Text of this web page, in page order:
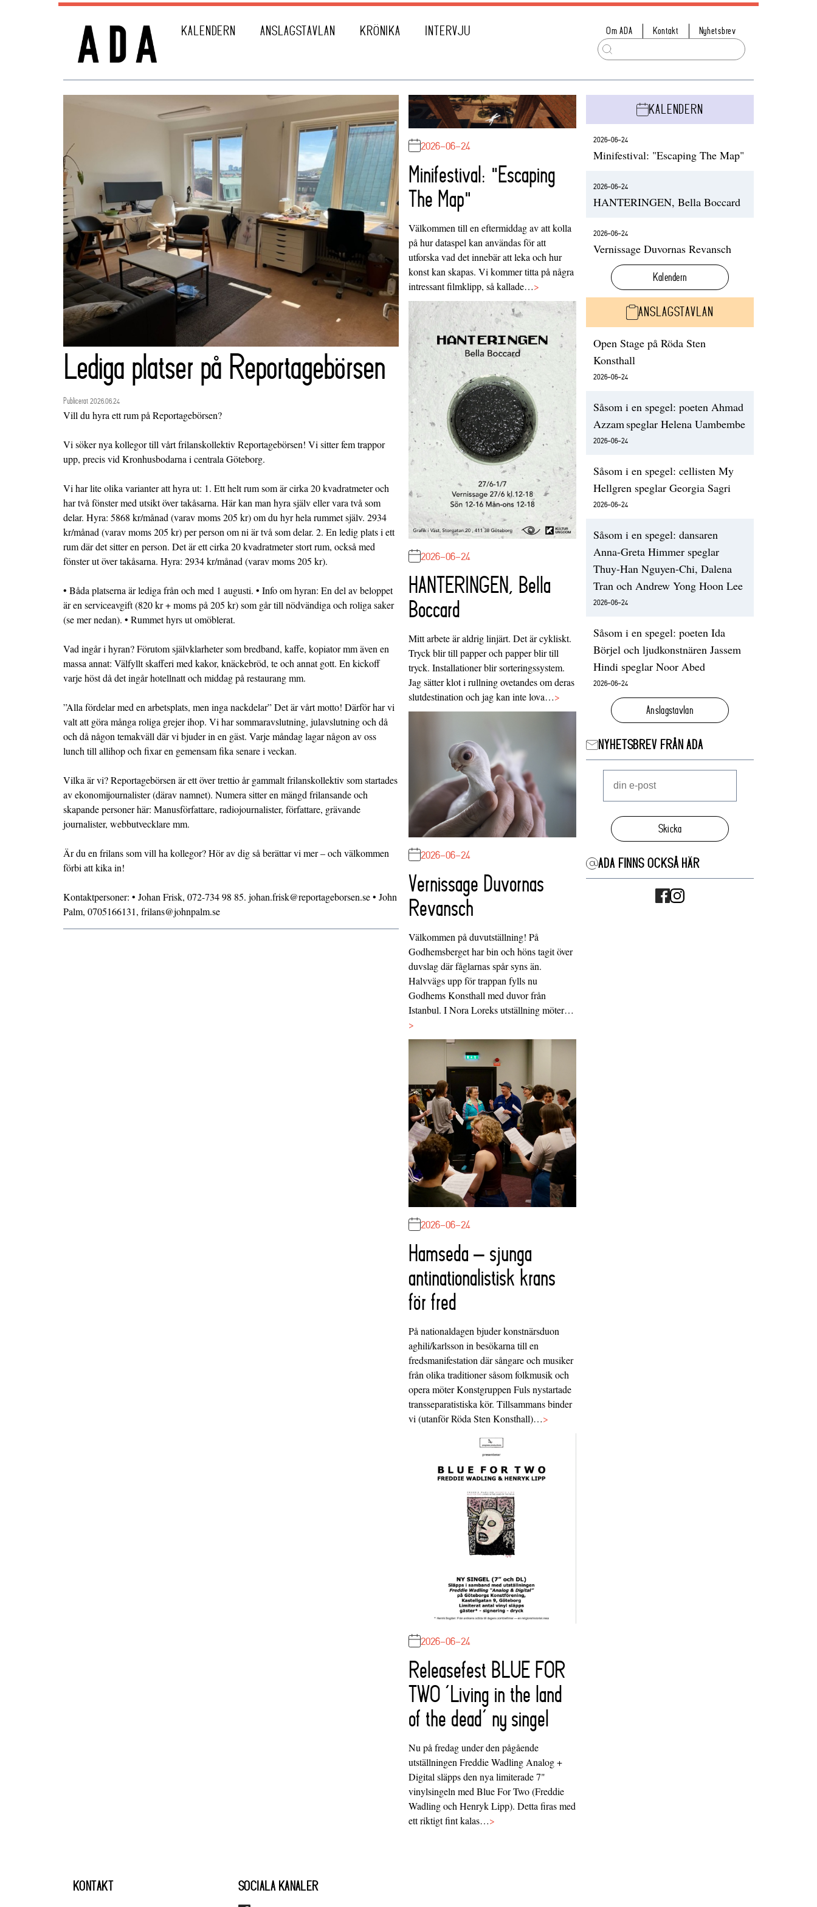
KALENDERN ANSLAGSTAVLAN KRÖNIKA INTERVJU Om ADA Kontakt Nyhetsbrev
Lediga platser på Reportagebörsen
Publicerat 2026.06.24
Vill du hyra ett rum på Reportagebörsen?
Vi söker nya kollegor till vårt frilanskollektiv Reportagebörsen! Vi sitter fem trappor
upp, precis vid Kronhusbodarna i centrala Göteborg.
Vi har lite olika varianter att hyra ut: 1. Ett helt rum som är cirka 20 kvadratmeter och
har två fönster med utsikt över takåsarna. Här kan man hyra själv eller vara två som
delar. Hyra: 5868 kr/månad (varav moms 205 kr) om du hyr hela rummet själv. 2934
kr/månad (varav moms 205 kr) per person om ni är två som delar. 2. En ledig plats i ett
rum där det sitter en person. Det är ett cirka 20 kvadratmeter stort rum, också med
fönster ut över takåsarna. Hyra: 2934 kr/månad (varav moms 205 kr).
• Båda platserna är lediga från och med 1 augusti. • Info om hyran: En del av beloppet
är en serviceavgift (820 kr + moms på 205 kr) som går till nödvändiga och roliga saker
(se mer nedan). • Rummet hyrs ut omöblerat.
Vad ingår i hyran? Förutom självklarheter som bredband, kaffe, kopiator mm även en
massa annat: Välfyllt skafferi med kakor, knäckebröd, te och annat gott. En kickoff
varje höst då det ingår hotellnatt och middag på restaurang mm.
”Alla fördelar med en arbetsplats, men inga nackdelar” Det är vårt motto! Därför har vi
valt att göra många roliga grejer ihop. Vi har sommaravslutning, julavslutning och då
och då någon temakväll där vi bjuder in en gäst. Varje måndag lagar någon av oss
lunch till allihop och fixar en gemensam fika senare i veckan.
Vilka är vi? Reportagebörsen är ett över trettio år gammalt frilanskollektiv som startades
av ekonomijournalister (därav namnet). Numera sitter en mängd frilansande och
skapande personer här: Manusförfattare, radiojournalister, författare, grävande
journalister, webbutvecklare mm.
Är du en frilans som vill ha kollegor? Hör av dig så berättar vi mer – och välkommen
förbi att kika in!
Kontaktpersoner: • Johan Frisk, 072-734 98 85. johan.frisk@reportageborsen.se • John
Palm, 0705166131, frilans@johnpalm.se
2026-06-24
Minifestival: "Escaping
The Map"
Välkommen till en eftermiddag av att kolla
på hur dataspel kan användas för att
utforska vad det innebär att leka och hur
konst kan skapas. Vi kommer titta på några
intressant filmklipp, så kallade…>
2026-06-24
HANTERINGEN, Bella
Boccard
Mitt arbete är aldrig linjärt. Det är cykliskt.
Tryck blir till papper och papper blir till
tryck. Installationer blir sorteringssystem.
Jag sätter klot i rullning ovetandes om deras
slutdestination och jag kan inte lova…>
2026-06-24
Vernissage Duvornas
Revansch
Välkommen på duvutställning! På
Godhemsberget har bin och höns tagit över
duvslag där fåglarnas spår syns än.
Halvvägs upp för trappan fylls nu
Godhems Konsthall med duvor från
Istanbul. I Nora Loreks utställning möter…
>
2026-06-24
Hamseda – sjunga
antinationalistisk krans
för fred
På nationaldagen bjuder konstnärsduon
aghili/karlsson in besökarna till en
fredsmanifestation där sångare och musiker
från olika traditioner såsom folkmusik och
opera möter Konstgruppen Fuls nystartade
transseparatistiska kör. Tillsammans binder
vi (utanför Röda Sten Konsthall)…>
2026-06-24
Releasefest BLUE FOR
TWO ‘Living in the land
of the dead’ ny singel
Nu på fredag under den pågående
utställningen Freddie Wadling Analog +
Digital släpps den nya limiterade 7"
vinylsingeln med Blue For Two (Freddie
Wadling och Henryk Lipp). Detta firas med
ett riktigt fint kalas…>
KALENDERN
2026-06-24
Minifestival: "Escaping The Map"
2026-06-24
HANTERINGEN, Bella Boccard
2026-06-24
Vernissage Duvornas Revansch
Kalendern
ANSLAGSTAVLAN
Open Stage på Röda Sten
Konsthall
2026-06-24
Såsom i en spegel: poeten Ahmad
Azzam speglar Helena Uambembe
2026-06-24
Såsom i en spegel: cellisten My
Hellgren speglar Georgia Sagri
2026-06-24
Såsom i en spegel: dansaren
Anna-Greta Himmer speglar
Thuy-Han Nguyen-Chi, Dalena
Tran och Andrew Yong Hoon Lee
2026-06-24
Såsom i en spegel: poeten Ida
Börjel och ljudkonstnären Jassem
Hindi speglar Noor Abed
2026-06-24
Anslagstavlan
NYHETSBREV FRÅN ADA
Skicka
ADA FINNS OCKSÅ HÄR
KONTAKT SOCIALA KANALER